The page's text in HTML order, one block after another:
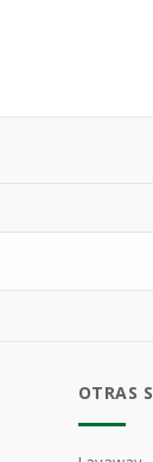
OTRAS